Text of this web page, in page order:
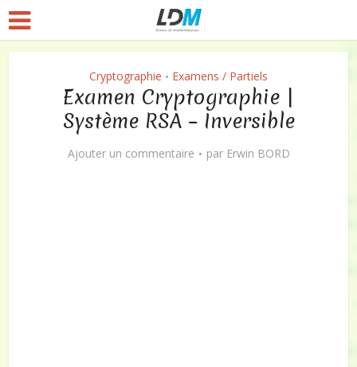
Cryptographie • Examens / Partiels
Examen Cryptographie |
Système RSA – Inversible
Ajouter un commentaire par Erwin BORD